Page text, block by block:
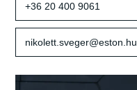
+36 20 400 9061
nikolett.sveger@eston.hu